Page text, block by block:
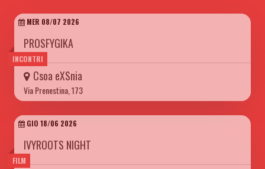
INCONTRI
MER 08/07 2026
PROSFYGIKA
Csoa eXSnia
Via Prenestina, 173
FILM
GIO 18/06 2026
IVYROOTS NIGHT